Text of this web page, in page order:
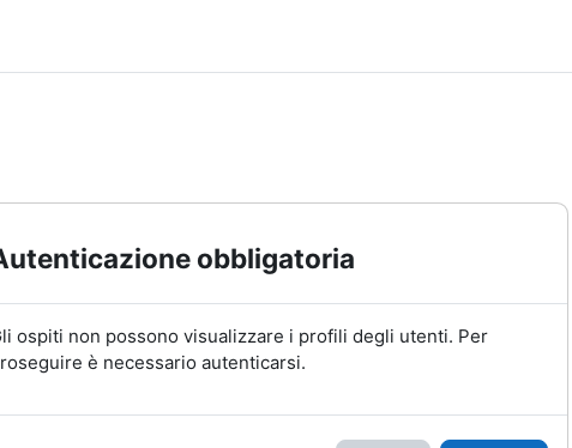
obbligatoria
ospiti non possono visualizzare i profili degli utenti. Per
è necessario autenticarsi.